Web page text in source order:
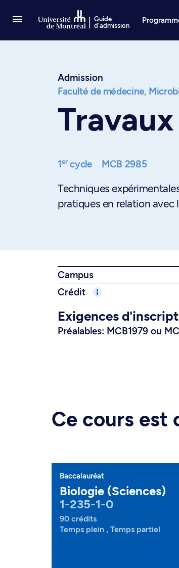
Guide
d'admission
Admission
Faculté de médecine,
1ercycle MCB 2985
Techniques
pratiques en relation avec
Campus
Crédit
Exigences
Préalables: MCB1979 ou
Ce cours est
Baccalauréat
Biologie (Sciences)
1-235-1-0
90 crédits
Temps plein , Temps partiel